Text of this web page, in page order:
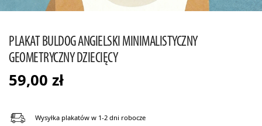
PLAKAT BULDOG ANGIELSKI MINIMALISTYCZNY
GEOMETRYCZNY DZIECIĘCY
59,00 zł
Wysyłka plakatów w 1-2 dni robocze